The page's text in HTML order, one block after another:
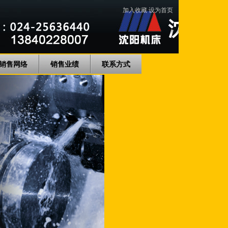
加入收藏 设为首页
售网络 销售业绩 联系方式